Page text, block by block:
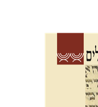
שלום צבר